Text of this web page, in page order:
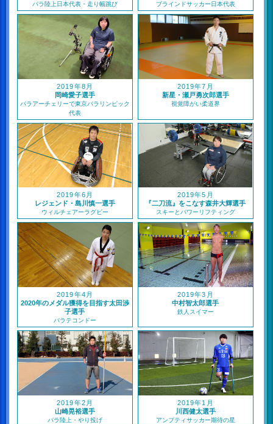
パラ陸上日本代表・走り幅跳び ブラインドサッカー日本代表
2019年8月
岡崎愛子選手
パラアーチェリーで東京パラリンピック
代表
2019年7月
新星・瀬戸勇次郎選手
視覚障がい柔道界
2019年6月
レジェンド・島川慎一選手
ウィルチェアーラグビー
2019年5月
『二刀流』をこなす森井大輝選手
スキーとパワーリフティング
2019年4月
2020年のメダル獲得を目指す太田渉
子選手
パラテコンドー
2019年3月
中村智太郎選手
鉄人スイマー
2019年2月
山崎晃裕選手
パラ陸上・やり投げ
2019年1月
川西健太選手
アンプティサッカー期待の星